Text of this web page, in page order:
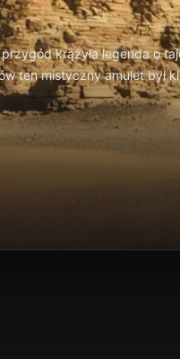
krążyła legenda o
ten mistyczny amulet był